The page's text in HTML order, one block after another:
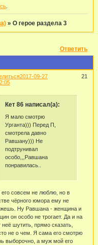
»О герое раздела 3
Ответить
21
2017-09-27
Кет 86 написал(а):
Я мало смотрю
Урганта))) Перед П,
смотрела давно
Равшану))) Не
подтрунивал
особо,,,Равшана
понравилась..
его совсем не люблю, но в
чёрного юмора ему не
Ну Равшана - женщина и
он особо не трогает. Да и на
неё шутить, прямо сказать,
не о чем. Я сама его смотрю
выборочно, а муж мой его